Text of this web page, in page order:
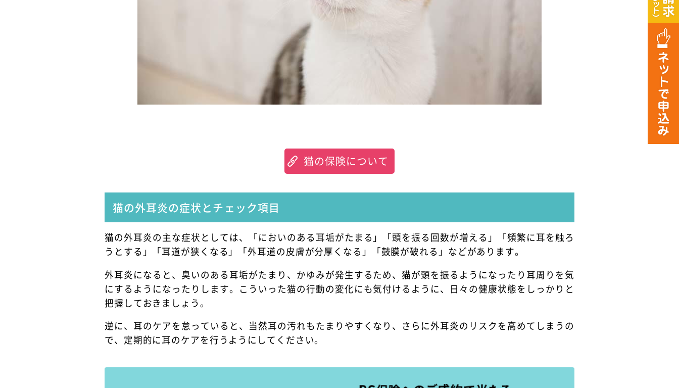
猫の保険について
猫の外耳炎の症状とチェック項目
猫の外耳炎の主な症状としては、「においのある耳垢がたまる」「頭を振る回数が増える」「頻繁に耳を触ろ
うとする」「耳道が狭くなる」「外耳道の皮膚が分厚くなる」「鼓膜が破れる」などがあります。
外耳炎になると、臭いのある耳垢がたまり、かゆみが発生するため、猫が頭を振るようになったり耳周りを気
にするようになったりします。こういった猫の行動の変化にも気付けるように、日々の健康状態をしっかりと
把握しておきましょう。
逆に、耳のケアを怠っていると、当然耳の汚れもたまりやすくなり、さらに外耳炎のリスクを高めてしまうの
で、定期的に耳のケアを行うようにしてください。